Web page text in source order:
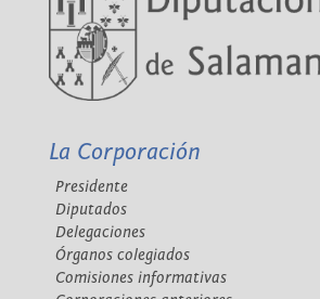
La Corporación
Presidente
Diputados
Delegaciones
Órganos colegiados
Comisiones informativas